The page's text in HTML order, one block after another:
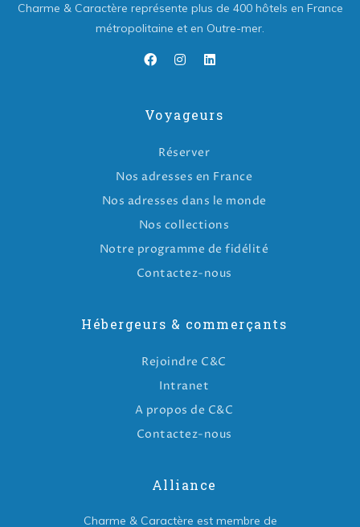
Charme & Caractère représente plus de 400 hôtels en France
métropolitaine et en Outre-mer.
Voyageurs
Réserver
Nos adresses en France
Nos adresses dans le monde
Nos collections
Notre programme de fidélité
Contactez-nous
Hébergeurs & commerçants
Rejoindre C&C
Intranet
A propos de C&C
Contactez-nous
Alliance
Charme & Caractère est membre de